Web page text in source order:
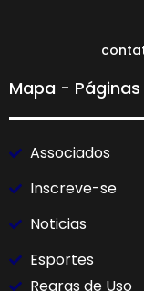
Mapa -
Associados
Inscreve-se
Noticias
Esportes
Regras de Uso